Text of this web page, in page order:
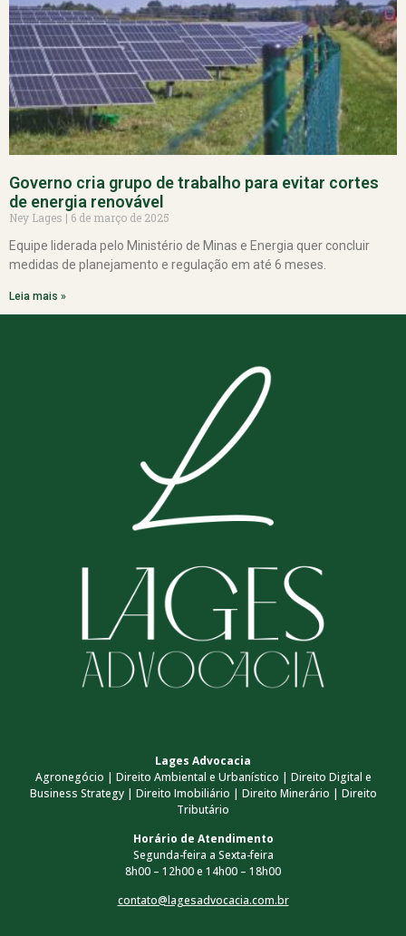
Governo cria grupo de trabalho para evitar cortes
de energia renovável
Ney Lages
6 de março de 2025
Equipe liderada pelo Ministério de Minas e Energia quer concluir
medidas de planejamento e regulação em até 6 meses.
Leia mais »
Lages Advocacia
Agronegócio | Direito Ambiental e Urbanístico | Direito Digital e
Business Strategy | Direito Imobiliário | Direito Minerário | Direito
Tributário
Horário de Atendimento
Segunda-feira a Sexta-feira
8h00 – 12h00 e 14h00 – 18h00
contato@lagesadvocacia.com.br